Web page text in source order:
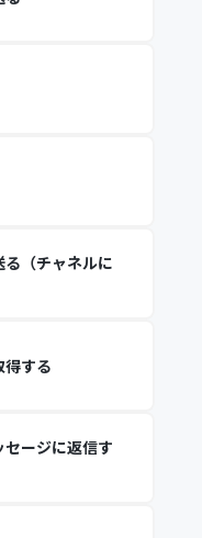
（チャネルに
得する
ージに返信す